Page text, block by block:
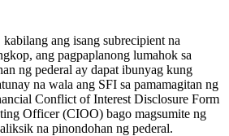
ang isang subrecipient na
ang pagpaplanong lumahok sa
ng pederal ay dapat ibunyag kung
na wala ang SFI sa pamamagitan ng
Conflict of Interest Disclosure Form
Officer (CIOO) bago magsumite ng
na pinondohan ng pederal.